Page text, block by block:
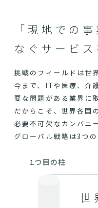
「現地での
なぐサービス
挑戦のフィールドは世
今まで、ITや医療、介
要な問題がある業界に
だからこそ、世界各国
必要不可欠なカンパニ
グローバル戦略は3つ
１つ目の柱
世